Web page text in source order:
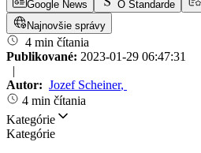
Google News O Štandarde
Najnovšie správy
4 min čítania
Publikované: 2023-01-29 06:47:31
|
Autor: Jozef Scheiner,
4 min čítania
Kategórie
Kategórie